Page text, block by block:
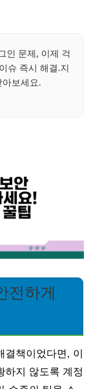
인 문제, 이제 걱
슈 즉시 해결.지
보세요.
전하게
결책이었다면, 이
하지 않도록 계정